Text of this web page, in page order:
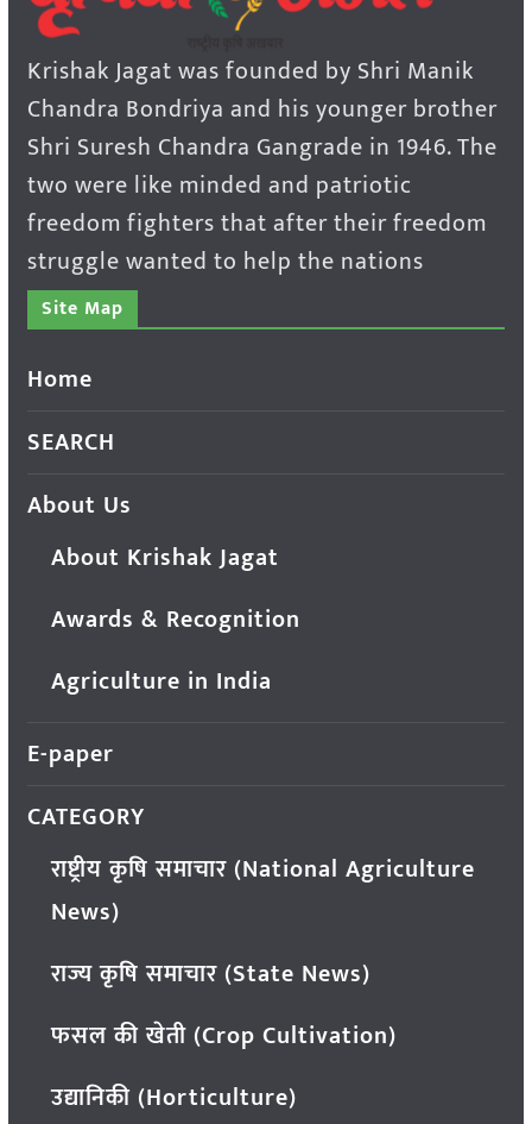
Krishak Jagat was founded by Shri Manik
Chandra Bondriya and his younger brother
Shri Suresh Chandra Gangrade in 1946. The
two were like minded and patriotic
freedom fighters that after their freedom
struggle wanted to help the nations
Site Map
Home
SEARCH
About Us
About Krishak Jagat
Awards & Recognition
Agriculture in India
E-paper
CATEGORY
राष्ट्रीय कृषि समाचार (National Agriculture
News)
राज्य कृषि समाचार (State News)
फसल की खेती (Crop Cultivation)
उद्यानिकी (Horticulture)